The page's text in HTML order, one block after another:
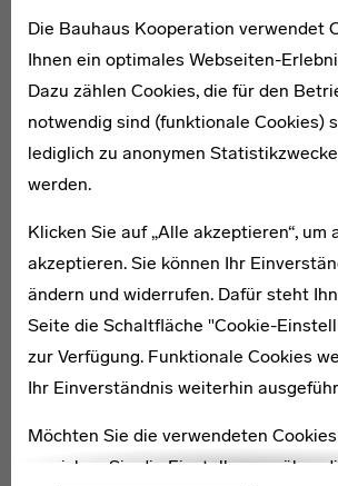
Die Bauhaus Kooperation verwendet
Ihnen ein optimales Webseiten-
Dazu zählen Cookies, die für den
notwendig sind (funktionale Cookies)
lediglich zu anonymen
werden.
Klicken Sie auf „Alle akzeptieren“, um
akzeptieren. Sie können Ihr
ändern und widerrufen. Dafür steht
Seite die Schaltfläche "Cookie-
zur Verfügung. Funktionale Cookies
Ihr Einverständnis weiterhin
Möchten Sie die verwendeten
erreichen Sie die Einstellungen über
Walter Herzger
1901–1985
Elsa Jäck
1903–1940